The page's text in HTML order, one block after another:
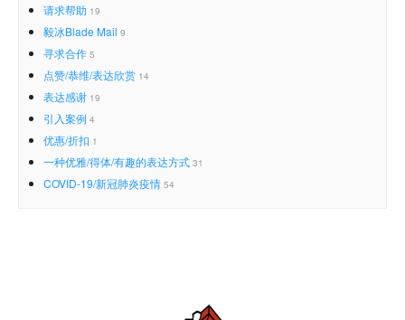
请求帮助 19
毅冰Blade Mail 9
寻求合作 5
点赞/恭维/表达欣赏 14
表达感谢 19
引入案例 4
优惠/折扣 1
一种优雅/得体/有趣的表达方式 31
COVID-19/新冠肺炎疫情 54